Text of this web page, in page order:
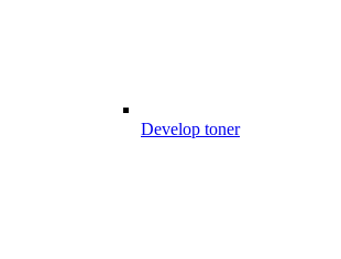
Develop toner